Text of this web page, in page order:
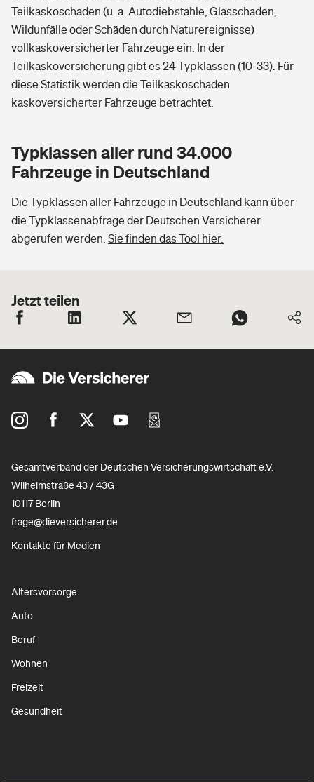
Teilkaskoschäden (u. a. Autodiebstähle, Glasschäden,
Wildunfälle oder Schäden durch Naturereignisse)
vollkaskoversicherter Fahrzeuge ein. In der
Teilkaskoversicherung gibt es 24 Typklassen (10-33). Für
diese Statistik werden die Teilkaskoschäden
kaskoversicherter Fahrzeuge betrachtet.
Typklassen aller rund 34.000
Fahrzeuge in Deutschland
Die Typklassen aller Fahrzeuge in Deutschland kann über
die Typklassenabfrage der Deutschen Versicherer
abgerufen werden. Sie finden das Tool hier.
Jetzt teilen
Gesamtverband der Deutschen Versicherungswirtschaft e.V.
Wilhelmstraße 43 / 43G
10117 Berlin
frage@dieversicherer.de
Kontakte für Medien
Altersvorsorge
Auto
Beruf
Wohnen
Freizeit
Gesundheit